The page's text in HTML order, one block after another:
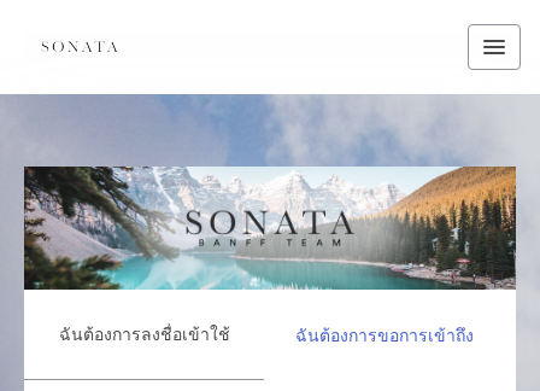
ฉันต้องการลงชื่อเข้าใช้ ฉันต้องการขอการเข้าถึง